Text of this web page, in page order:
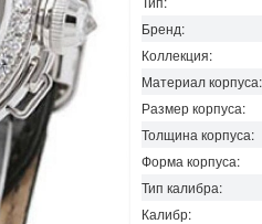
Бренд:
Коллекция:
Материал корпуса:
Размер корпуса:
Толщина корпуса:
Форма корпуса:
Тип калибра:
Калибр: